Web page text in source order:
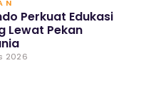
Perkuat Edukasi
Lewat Pekan
2026